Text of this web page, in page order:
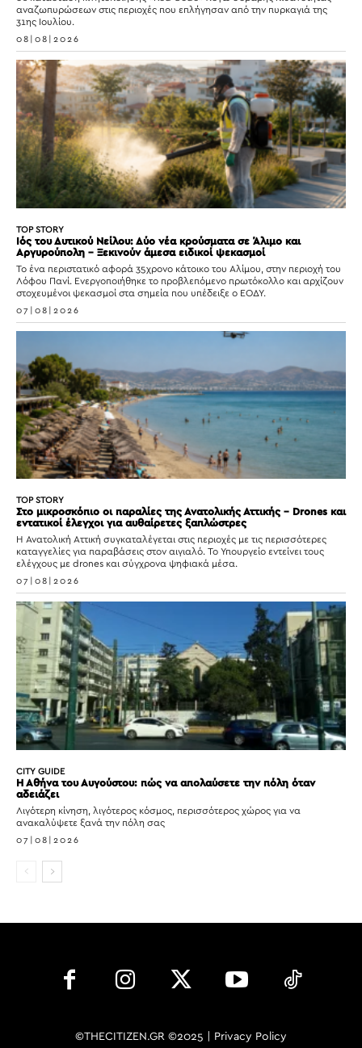
αναζωπυρώσεων στις περιοχές που επλήγησαν από την πυρκαγιά της
31ης Ιουλίου.
08|08|2026
TOP STORY
Ιός του Δυτικού Νείλου: Δύο νέα κρούσματα σε Άλιμο και
Αργυρούπολη – Ξεκινούν άμεσα ειδικοί ψεκασμοί
Το ένα περιστατικό αφορά 35χρονο κάτοικο του Αλίμου, στην περιοχή του
Λόφου Πανί. Ενεργοποιήθηκε το προβλεπόμενο πρωτόκολλο και αρχίζουν
στοχευμένοι ψεκασμοί στα σημεία που υπέδειξε ο ΕΟΔΥ.
07|08|2026
TOP STORY
Στο μικροσκόπιο οι παραλίες της Ανατολικής Αττικής – Drones και
εντατικοί έλεγχοι για αυθαίρετες ξαπλώστρες
Η Ανατολική Αττική συγκαταλέγεται στις περιοχές με τις περισσότερες
καταγγελίες για παραβάσεις στον αιγιαλό. Το Υπουργείο εντείνει τους
ελέγχους με drones και σύγχρονα ψηφιακά μέσα.
07|08|2026
CITY GUIDE
Η Αθήνα του Αυγούστου: πώς να απολαύσετε την πόλη όταν
αδειάζει
Λιγότερη κίνηση, λιγότερος κόσμος, περισσότερος χώρος για να
ανακαλύψετε ξανά την πόλη σας
07|08|2026
©THECITIZEN.GR ©2025 | Privacy Policy